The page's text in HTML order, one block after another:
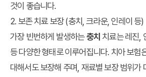
것이 좋습니다.
2. 보존 치료 보장 (충치, 크라운, 인레이 등)
가장 빈번하게 발생하는충치 치료는 레진,
등 다양한 형태로 이루어집니다. 치아 보험
대해서도 보장해 주며, 재료별 보장 범위가